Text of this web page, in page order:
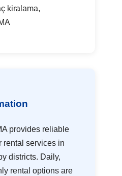
kiralama,
provides reliable
rental services in
districts. Daily,
rental options are